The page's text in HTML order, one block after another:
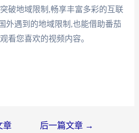
破地域限制,畅享丰富多彩的互联
外遇到的地域限制,也能借助番茄
看您喜欢的视频内容。
章 后一篇文章 →